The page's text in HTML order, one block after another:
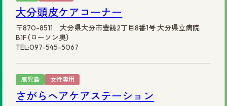
大分頭皮ケアコーナー
〒870-8511 大分県大分市豊饒2丁目8番1号 大分県立病院
B1F（ローソン奥）
TEL:097-545-5067
鹿児島 女性専用
さがらヘアケアステーション